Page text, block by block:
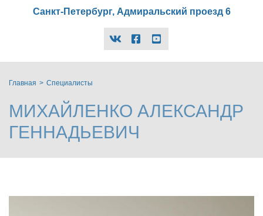
Санкт-Петербург, Адмиральский проезд 6
vk
facebook-
official
youtube
Главная Специалисты
МИХАЙЛЕНКО АЛЕКСАНДР
ГЕННАДЬЕВИЧ